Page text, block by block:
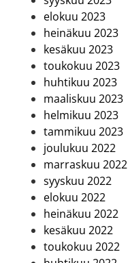
elokuu 2023
heinäkuu 2023
kesäkuu 2023
toukokuu 2023
huhtikuu 2023
maaliskuu 2023
helmikuu 2023
tammikuu 2023
joulukuu 2022
marraskuu 2022
syyskuu 2022
elokuu 2022
heinäkuu 2022
kesäkuu 2022
toukokuu 2022